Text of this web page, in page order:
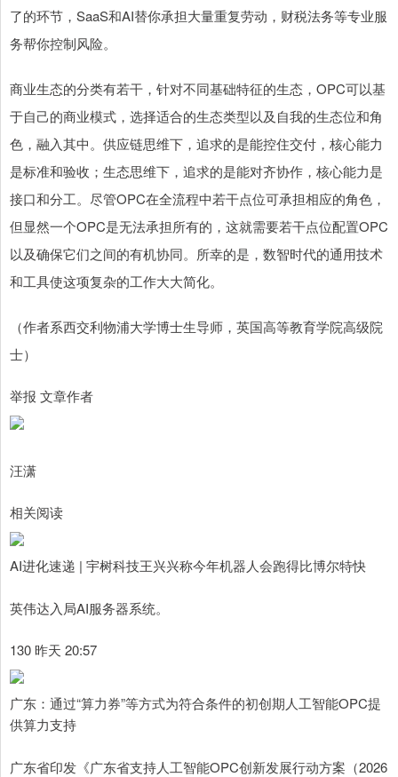
了的环节，SaaS和AI替你承担大量重复劳动，财税法务等专业服
务帮你控制风险。
商业生态的分类有若干，针对不同基础特征的生态，OPC可以基
于自己的商业模式，选择适合的生态类型以及自我的生态位和角
色，融入其中。供应链思维下，追求的是能控住交付，核心能力
是标准和验收；生态思维下，追求的是能对齐协作，核心能力是
接口和分工。尽管OPC在全流程中若干点位可承担相应的角色，
但显然一个OPC是无法承担所有的，这就需要若干点位配置OPC
以及确保它们之间的有机协同。所幸的是，数智时代的通用技术
和工具使这项复杂的工作大大简化。
（作者系西交利物浦大学博士生导师，英国高等教育学院高级院
士）
举报 文章作者
汪潇
相关阅读
AI进化速递 | 宇树科技王兴兴称今年机器人会跑得比博尔特快
英伟达入局AI服务器系统。
130 昨天 20:57
广东：通过“算力券”等方式为符合条件的初创期人工智能OPC提
供算力支持
广东省印发《广东省支持人工智能OPC创新发展行动方案（2026